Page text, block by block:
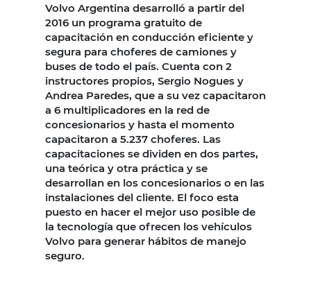
Volvo Argentina desarrolló a partir del
2016 un programa gratuito de
capacitación en conducción eficiente y
segura para choferes de camiones y
buses de todo el país. Cuenta con 2
instructores propios, Sergio Nogues y
Andrea Paredes, que a su vez capacitaron
a 6 multiplicadores en la red de
concesionarios y hasta el momento
capacitaron a 5.237 choferes. Las
capacitaciones se dividen en dos partes,
una teórica y otra práctica y se
desarrollan en los concesionarios o en las
instalaciones del cliente. El foco esta
puesto en hacer el mejor uso posible de
la tecnología que ofrecen los vehículos
Volvo para generar hábitos de manejo
seguro.